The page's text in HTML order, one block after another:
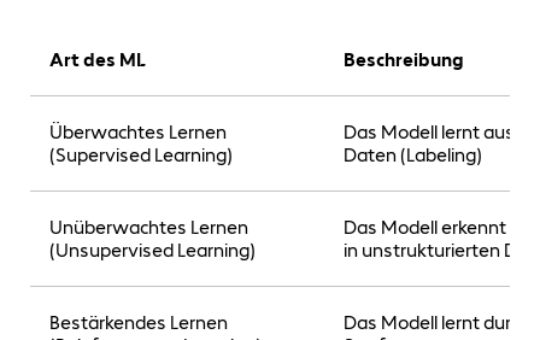
Art des ML Beschreibung
Überwachtes Lernen
(Supervised Learning)
Das Modell lernt aus
Daten (Labeling)
Unüberwachtes Lernen
(Unsupervised Learning)
Das Modell erkennt
in unstrukturierten
Bestärkendes Lernen
Das Modell lernt durch